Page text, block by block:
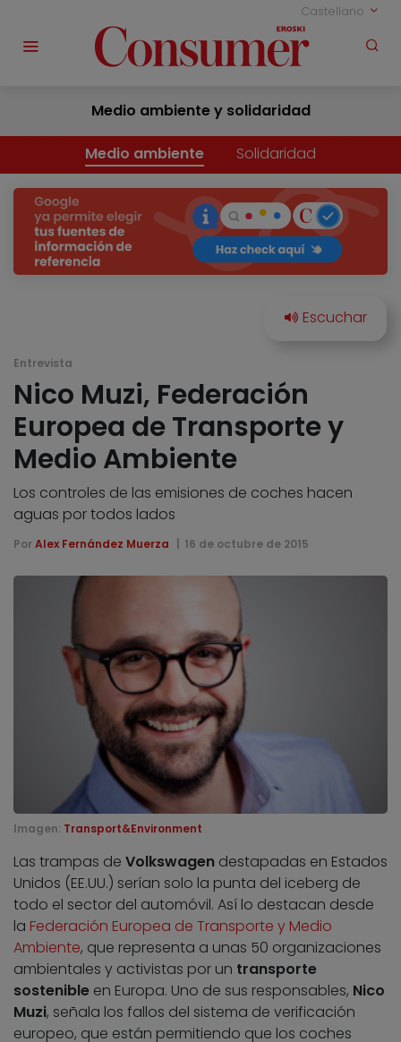
Castellano
Medio ambiente y solidaridad
Medio ambiente Solidaridad
Entrevista
Nico Muzi, Federación
Europea de Transporte y
Medio Ambiente
Los controles de las emisiones de coches hacen
aguas por todos lados
Por Alex Fernández Muerza 16 de octubre de 2015
Imagen: Transport&Environment
Las trampas de Volkswagen destapadas en Estados
Unidos (EE.UU.) serían solo la punta del iceberg de
todo el sector del automóvil. Así lo destacan desde
la Federación Europea de Transporte y Medio
Ambiente, que representa a unas 50 organizaciones
ambientales y activistas por un transporte
sostenible en Europa. Uno de sus responsables, Nico
Muzi, señala los fallos del sistema de verificación
europeo, que están permitiendo que los coches